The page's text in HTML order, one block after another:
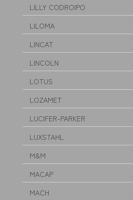
LILLY CODROIPO
LILOMA
LINCAT
LINCOLN
LOTUS
LOZAMET
LUCIFER-PARKER
LUXSTAHL
M&M
MACAP
MACH